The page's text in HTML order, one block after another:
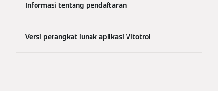
Informasi tentang pendaftaran
Versi perangkat lunak aplikasi Vitotrol